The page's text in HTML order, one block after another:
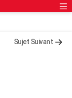
Sujet Suivant